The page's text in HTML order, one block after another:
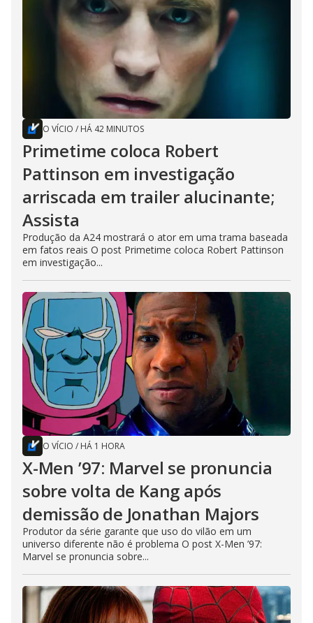
O VÍCIO / HÁ 42 MINUTOS
Primetime coloca Robert
Pattinson em investigação
arriscada em trailer alucinante;
Assista
Produção da A24 mostrará o ator em uma trama baseada
em fatos reais O post Primetime coloca Robert Pattinson
em investigação...
O VÍCIO / HÁ 1 HORA
X-Men ’97: Marvel se pronuncia
sobre volta de Kang após
demissão de Jonathan Majors
Produtor da série garante que uso do vilão em um
universo diferente não é problema O post X-Men ’97:
Marvel se pronuncia sobre...